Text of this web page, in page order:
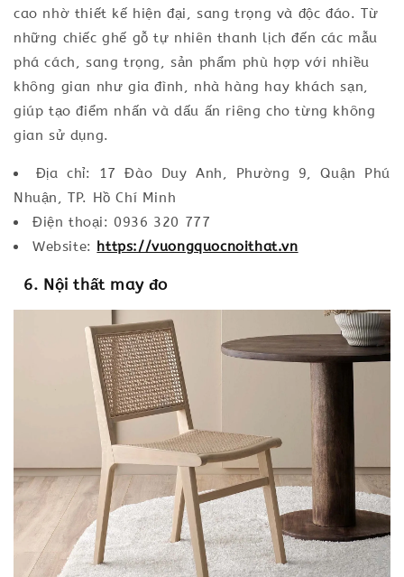
cao nhờ thiết kế hiện đại, sang trọng và độc đáo. Từ
những chiếc ghế gỗ tự nhiên thanh lịch đến các mẫu
phá cách, sang trọng, sản phẩm phù hợp với nhiều
không gian như gia đình, nhà hàng hay khách sạn,
giúp tạo điểm nhấn và dấu ấn riêng cho từng không
gian sử dụng.
Địa chỉ: 17 Đào Duy Anh, Phường 9, Quận Phú
Nhuận, TP. Hồ Chí Minh
Điện thoại: 0936 320 777
Website:
https://vuongquocnoithat.vn
6. Nội thất may đo